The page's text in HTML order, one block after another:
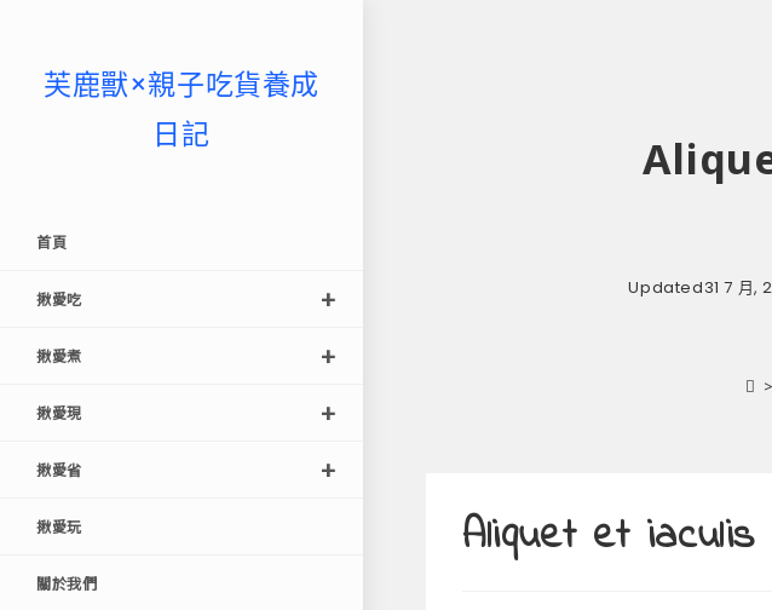
芙鹿獸×親子吃貨養成
日記
首頁
揪愛吃
揪愛煮
揪愛現
揪愛省
揪愛玩
關於我們
Updated31 7 月,
>
Aliquet et